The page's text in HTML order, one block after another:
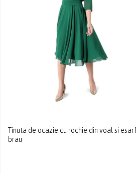
Tinuta de ocazie cu rochie din voal si
brau